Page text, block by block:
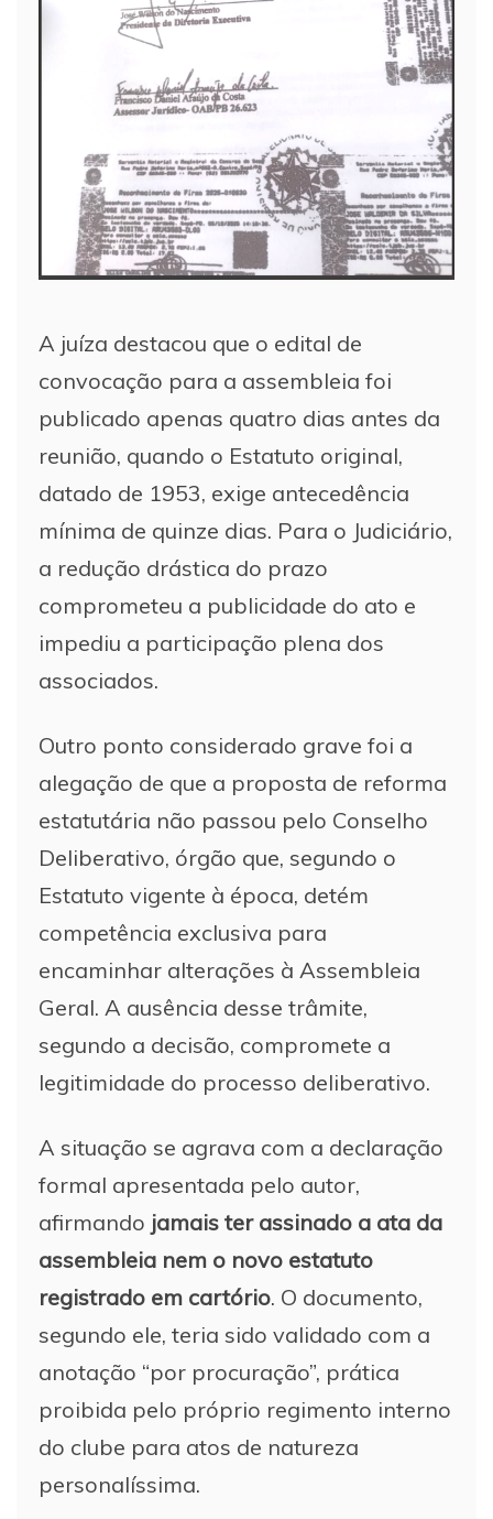
A juíza destacou que o edital de
convocação para a assembleia foi
publicado apenas quatro dias antes da
reunião, quando o Estatuto original,
datado de 1953, exige antecedência
mínima de quinze dias. Para o Judiciário,
a redução drástica do prazo
comprometeu a publicidade do ato e
impediu a participação plena dos
associados.
Outro ponto considerado grave foi a
alegação de que a proposta de reforma
estatutária não passou pelo Conselho
Deliberativo, órgão que, segundo o
Estatuto vigente à época, detém
competência exclusiva para
encaminhar alterações à Assembleia
Geral. A ausência desse trâmite,
segundo a decisão, compromete a
legitimidade do processo deliberativo.
A situação se agrava com a declaração
formal apresentada pelo autor,
afirmando jamais ter assinado a ata da
assembleia nem o novo estatuto
registrado em cartório. O documento,
segundo ele, teria sido validado com a
anotação “por procuração”, prática
proibida pelo próprio regimento interno
do clube para atos de natureza
personalíssima.